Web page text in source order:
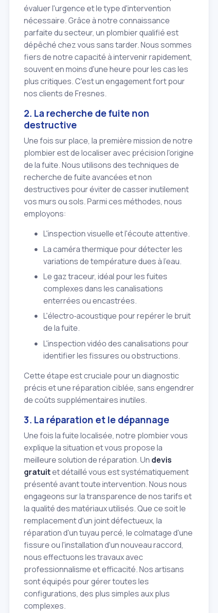
évaluer l'urgence et le type d'intervention
nécessaire. Grâce à notre connaissance
parfaite du secteur, un plombier qualifié est
dépêché chez vous sans tarder. Nous sommes
fiers de notre capacité à intervenir rapidement,
souvent en moins d'une heure pour les cas les
plus critiques. C'est un engagement fort pour
nos clients de Fresnes.
2. La recherche de fuite non
destructive
Une fois sur place, la première mission de notre
plombier est de localiser avec précision l'origine
de la fuite. Nous utilisons des techniques de
recherche de fuite avancées et non
destructives pour éviter de casser inutilement
vos murs ou sols. Parmi ces méthodes, nous
employons:
L'inspection visuelle et l'écoute attentive.
La caméra thermique pour détecter les
variations de température dues à l'eau.
Le gaz traceur, idéal pour les fuites
complexes dans les canalisations
enterrées ou encastrées.
L'électro‑acoustique pour repérer le bruit
de la fuite.
L'inspection vidéo des canalisations pour
identifier les fissures ou obstructions.
Cette étape est cruciale pour un diagnostic
précis et une réparation ciblée, sans engendrer
de coûts supplémentaires inutiles.
3. La réparation et le dépannage
Une fois la fuite localisée, notre plombier vous
explique la situation et vous propose la
meilleure solution de réparation. Un devis
gratuitet détaillé vous est systématiquement
présenté avant toute intervention. Nous nous
engageons sur la transparence de nos tarifs et
la qualité des matériaux utilisés. Que ce soit le
remplacement d'un joint défectueux, la
réparation d'un tuyau percé, le colmatage d'une
fissure ou l'installation d'un nouveau raccord,
nous effectuons les travaux avec
professionnalisme et efficacité. Nos artisans
sont équipés pour gérer toutes les
configurations, des plus simples aux plus
complexes.